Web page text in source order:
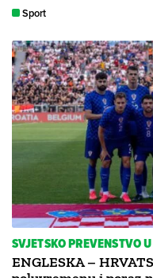
Sport
SVJETSKO PREVENSTVO
ENGLESKA –